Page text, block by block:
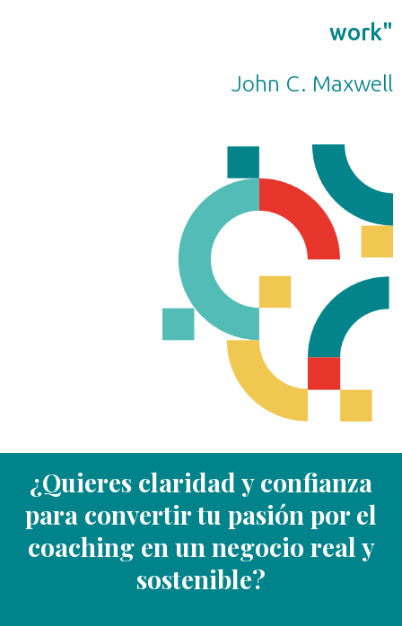
work"
John C. Maxwell
¿Quieres claridad y confianza
para convertir tu pasión por el
coaching en un negocio real y
sostenible?